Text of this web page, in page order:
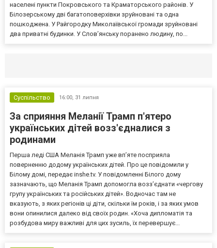
населені пункти Покровського та Краматорського районів. У
Білозерському дві багатоповерхівки зруйновані та одна
пошкоджена. У Райгородку Миколаївської громади зруйновані
два приватні будинки. У Слов’янську поранено людину, по...
Суспільство 16:00, 31 липня
За сприяння Меланії Трамп п'ятеро
українських дітей возз'єдналися з
родинами
Перша леді США Меланія Трамп уже впʼяте посприяла
поверненню додому українських дітей. Про це повідомили у
Білому домі, передає inshe.tv. У повідомленні Білого дому
зазначають, що Меланія Трамп допомогла возз’єднати «чергову
групу українських та російських дітей». Водночас там не
вказують, з яких регіонів ці діти, скільки їм років, і за яких умов
вони опинилися далеко від своїх родин. «Хоча дипломатія та
розбудова миру важливі для цих зусиль, їх перевершує...